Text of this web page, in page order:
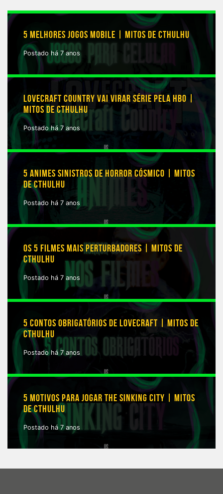
5 MELHORES JOGOS MOBILE | MITOS DE CTHULHU
Postado há 7 anos
LOVECRAFT COUNTRY VAI VIRAR SÉRIE PELA HBO |
MITOS DE CTHULHU
Postado há 7 anos
5 ANIMES SINISTROS DE HORROR CÓSMICO | MITOS
DE CTHULHU
Postado há 7 anos
OS 5 FILMES MAIS PERTURBADORES | MITOS DE
CTHULHU
Postado há 7 anos
5 CONTOS OBRIGATÓRIOS DE LOVECRAFT | MITOS DE
CTHULHU
Postado há 7 anos
5 MOTIVOS PARA JOGAR THE SINKING CITY | MITOS
DE CTHULHU
Postado há 7 anos